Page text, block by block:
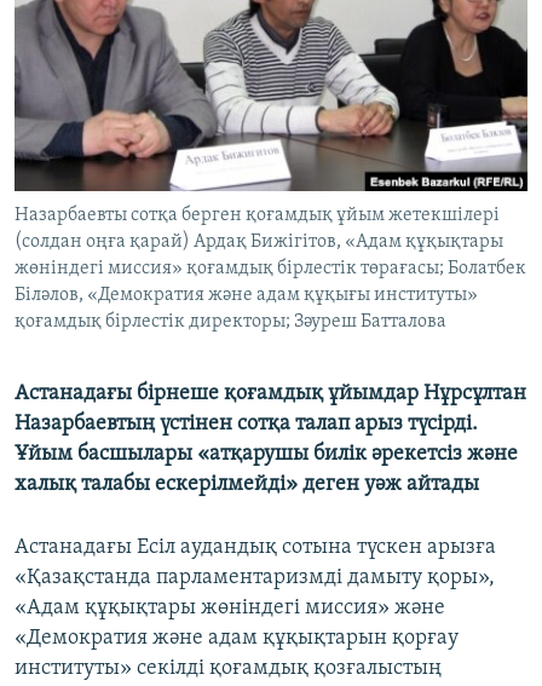
Русский
ЖАЗЫЛЫҢЫЗ
Басқа тілдерде
Назарбаевты сотқа берген қоғамдық ұйым жетекшілері
(солдан оңға қарай) Ардақ Бижігітов, «Адам құқықтары
жөніндегі миссия» қоғамдық бірлестік төрағасы; Болатбек
Біләлов, «Демократия және адам құқығы институты»
қоғамдық бірлестік директоры; Зәуреш Батталова
Астанадағы бірнеше қоғамдық ұйымдар Нұрсұлтан
Назарбаевтың үстінен сотқа талап арыз түсірді.
Ұйым басшылары «атқарушы билік әрекетсіз және
халық талабы ескерілмейді» деген уәж айтады
Астанадағы Есіл аудандық сотына түскен арызға
«Қазақстанда парламентаризмді дамыту қоры»,
«Адам құқықтары жөніндегі миссия» және
«Демократия және адам құқықтарын қорғау
институты» секілді қоғамдық қозғалыстың